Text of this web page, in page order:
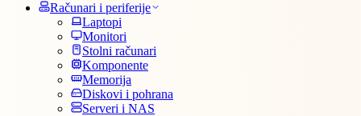
Računari i periferije
Laptopi
Monitori
Stolni računari
Komponente
Memorija
Diskovi i pohrana
Serveri i NAS